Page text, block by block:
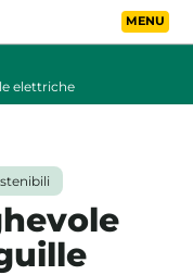
al contenuto
elettriche